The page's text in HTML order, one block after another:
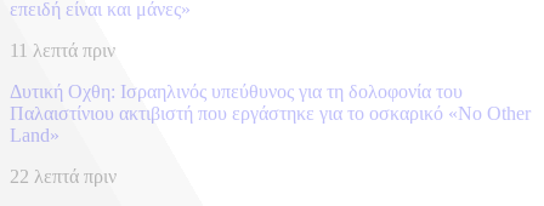
επειδή είναι και μάνες»
11 λεπτά πριν
Δυτική Οχθη: Ισραηλινός υπεύθυνος για τη δολοφονία του
Παλαιστίνιου ακτιβιστή που εργάστηκε για το οσκαρικό «No Other
Land»
22 λεπτά πριν